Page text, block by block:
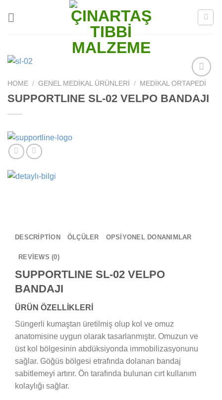
Add to
wishlist
HOME / GENEL MEDIKAL ÜRÜNLERI / MEDIKAL ORTAPEDI
SUPPORTLINE SL-02 VELPO BANDAJI
DESCRIPTION ÖLÇÜLER OPSİYONEL DONANIMLAR
REVIEWS (0)
SUPPORTLINE SL-02 VELPO
BANDAJI
ÜRÜN ÖZELLİKLERİ
Süngerli kumaştan üretilmiş olup kol ve omuz
anatomisine uygun olarak tasarlanmıştır. Omuzun ve
üst kol bölgesinin abdüksiyonda immobilizasyonunu
sağlar. Göğüs bölgesi etrafında dolanan bandaj
sabitlemeyi artırır. Ön tarafında bulunan cırt kullanım
kolaylığı sağlar.